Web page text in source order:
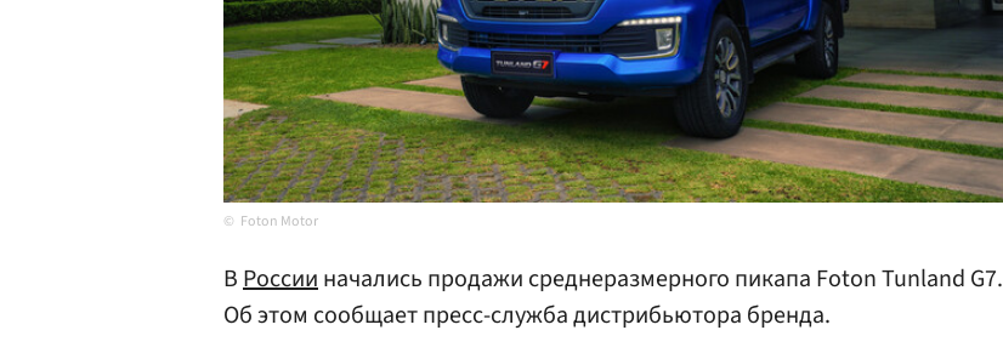
Foton Motor
ВРоссииначались продажи среднеразмерного пикапа Foton Tunland G7.
Об этом сообщает пресс-служба дистрибьютора бренда.